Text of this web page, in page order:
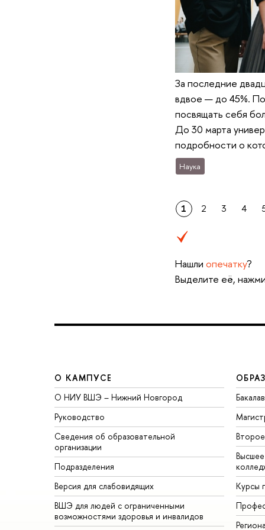
За последние
вдвое — до 45%.
посвящать себя
До 30 марта
подробности о
Наука
1 2 3 4
Нашли опечатку?
Выделите её,
О КАМПУСЕ
О НИУ ВШЭ – Нижний Новгород
Руководство
Сведения об образовательной
организации
Подразделения
Версия для слабовидящих
ВШЭ для людей с ограниченными
возможностями здоровья и инвалидов
Курсы